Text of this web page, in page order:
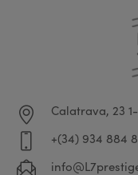
Calatrava, 23
+(34) 934 884